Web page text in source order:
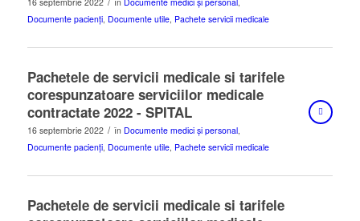
Documente pacienți, Documente utile, Pachete servicii medicale
Pachetele de servicii medicale si tarifele
corespunzatoare serviciilor medicale
contractate 2022 - SPITAL
16 septembrie 2022 / în Documente medici și personal,
Documente pacienți, Documente utile, Pachete servicii medicale
Pachetele de servicii medicale si tarifele